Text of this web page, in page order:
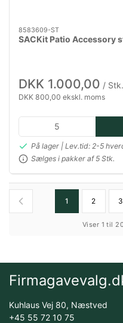
8583609-ST
SACKit Patio Accessory
DKK 1.000,00 / Stk.
DKK 800,00 ekskl. moms
På lager | Lev.tid: 2-5
Sælges i pakker af 5 Stk.
1 2 3
Viser 1 til
Kuhlaus Vej 80, Næstved
+45 55 72 10 75